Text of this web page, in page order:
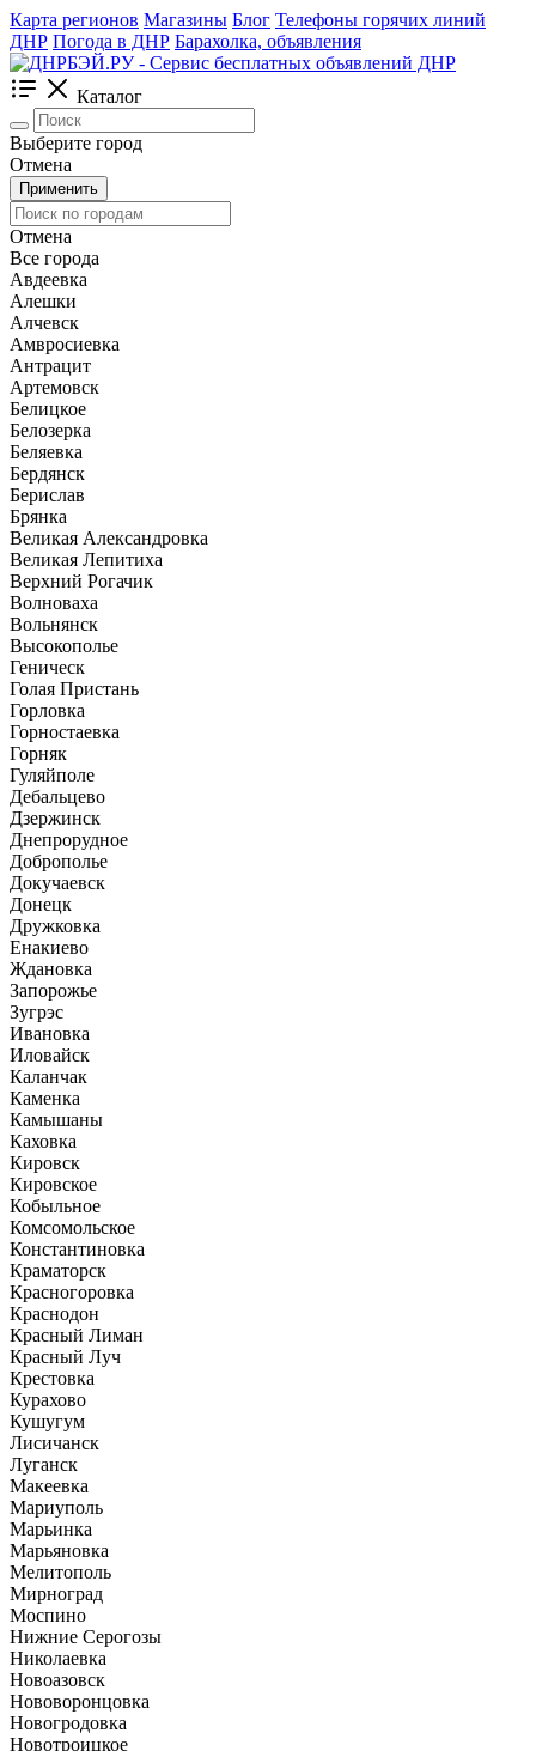
Карта регионов Магазины Блог Телефоны горячих линий
ДНР Погода в ДНР Барахолка, объявления
Каталог
Выберите город
Отмена
Применить
Отмена
Все города
Авдеевка
Алешки
Алчевск
Амвросиевка
Антрацит
Артемовск
Белицкое
Белозерка
Беляевка
Бердянск
Берислав
Брянка
Великая Александровка
Великая Лепитиха
Верхний Рогачик
Волноваха
Вольнянск
Высокополье
Геническ
Голая Пристань
Горловка
Горностаевка
Горняк
Гуляйполе
Дебальцево
Дзержинск
Днепрорудное
Доброполье
Докучаевск
Донецк
Дружковка
Енакиево
Ждановка
Запорожье
Зугрэс
Ивановка
Иловайск
Каланчак
Каменка
Камышаны
Каховка
Кировск
Кировское
Кобыльное
Комсомольское
Константиновка
Краматорск
Красногоровка
Краснодон
Красный Лиман
Красный Луч
Крестовка
Курахово
Кушугум
Лисичанск
Луганск
Макеевка
Мариуполь
Марьинка
Марьяновка
Мелитополь
Мирноград
Моспино
Нижние Серогозы
Николаевка
Новоазовск
Нововоронцовка
Новогродовка
Новотроицкое